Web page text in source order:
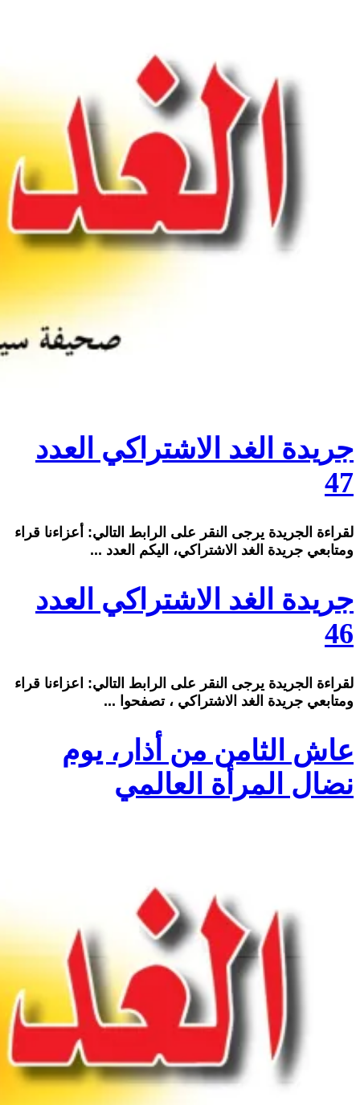
جريدة الغد الاشتراكي العدد
47
لقراءة الجريدة يرجى النقر على الرابط التالي: أعزاءنا قراء
ومتابعي جريدة الغد الاشتراكي، اليكم العدد ...
جريدة الغد الاشتراكي العدد
46
لقراءة الجريدة يرجى النقر على الرابط التالي: اعزاءنا قراء
ومتابعي جريدة الغد الاشتراكي ، تصفحوا ...
عاش الثامن من أذار، يوم
نضال المرأة العالمي